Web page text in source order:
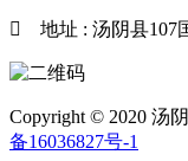
 地址 : 汤阴县107
Copyright © 2020 汤
备16036827号-1